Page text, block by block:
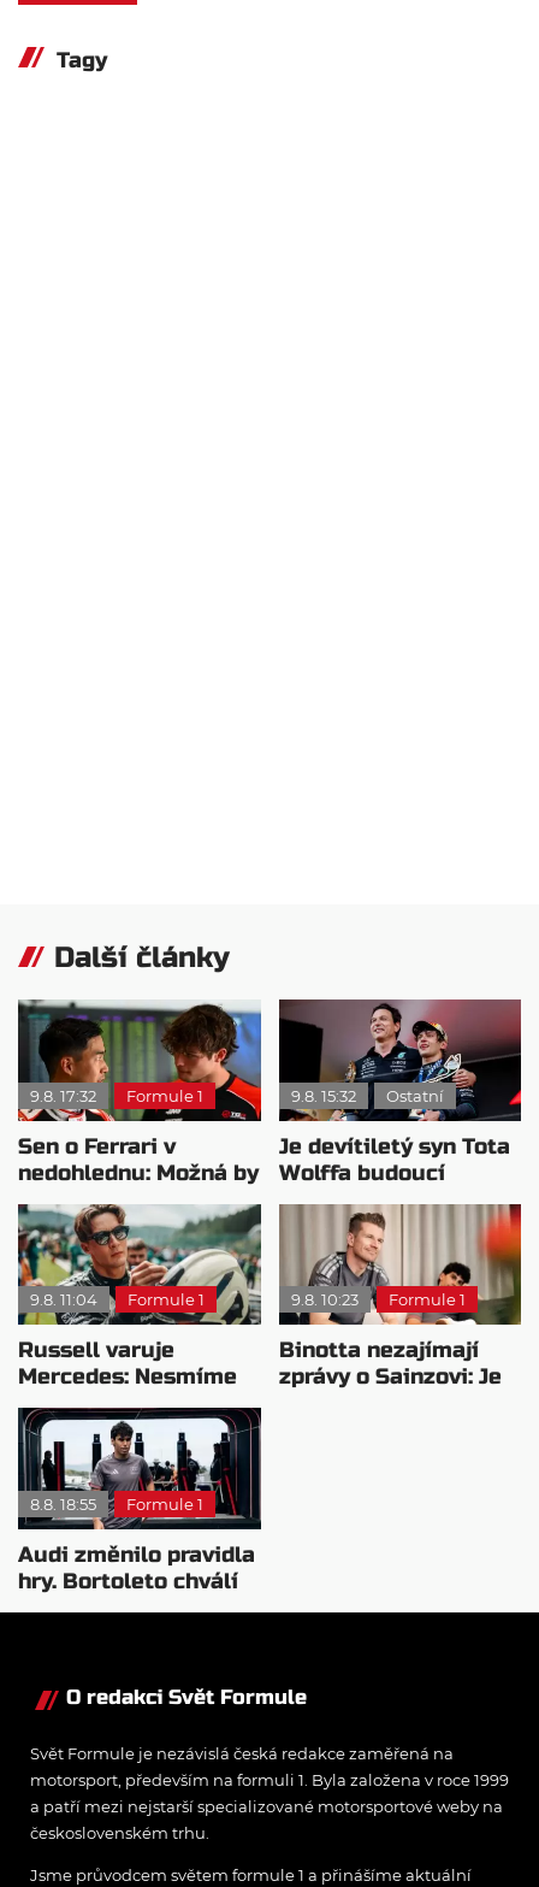
Tagy
Další články
9.8. 17:32 Formule 1
Sen o Ferrari v
nedohlednu: Možná by
potřeboval plán B
9.8. 15:32 Ostatní
Je devítiletý syn Tota
Wolffa budoucí
hvězdou F1?
9.8. 11:04 Formule 1
Russell varuje
Mercedes: Nesmíme
usnout na vavřínech
9.8. 10:23 Formule 1
Binotta nezajímají
zprávy o Sainzovi: Je
8.8. 18:55 Formule 1
Audi změnilo pravidla
hry. Bortoleto chválí
nový tým i jeho
O redakci Svět Formule
Svět Formule je nezávislá česká redakce zaměřená na
motorsport, především na formuli 1. Byla založena v roce 1999
a patří mezi nejstarší specializované motorsportové weby na
československém trhu.
Jsme průvodcem světem formule 1 a přinášíme aktuální